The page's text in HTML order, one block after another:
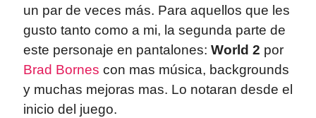
un par de veces más. Para aquellos que les
gusto tanto como a mi, la segunda parte de
este personaje en pantalones: World 2 por
Brad Bornes con mas música, backgrounds
y muchas mejoras mas. Lo notaran desde el
inicio del juego.